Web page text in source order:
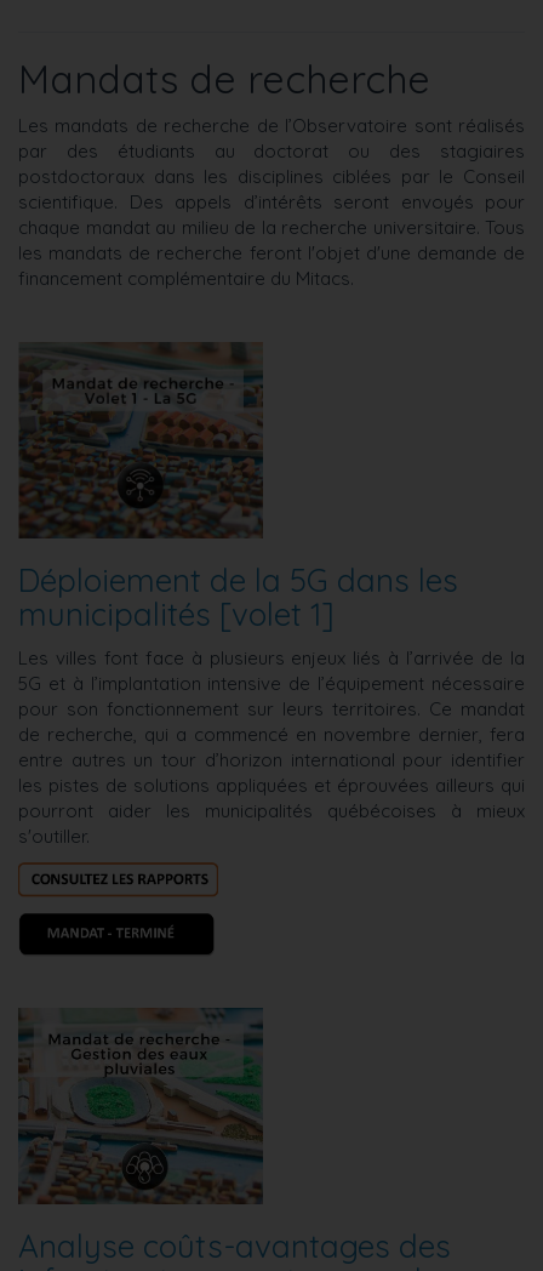
Mandats de recherche
Les mandats de recherche de l’Observatoire sont réalisés
par des étudiants au doctorat ou des stagiaires
postdoctoraux dans les disciplines ciblées par le Conseil
scientifique. Des appels d’intérêts seront envoyés pour
chaque mandat au milieu de la recherche universitaire. Tous
les mandats de recherche feront l'objet d'une demande de
financement complémentaire du Mitacs.
Déploiement de la 5G dans les
municipalités [volet 1]
Les villes font face à plusieurs enjeux liés à l’arrivée de la
5G et à l’implantation intensive de l’équipement nécessaire
pour son fonctionnement sur leurs territoires. Ce mandat
de recherche, qui a commencé en novembre dernier, fera
entre autres un tour d’horizon international pour identifier
les pistes de solutions appliquées et éprouvées ailleurs qui
pourront aider les municipalités québécoises à mieux
s'outiller.
Analyse coûts-avantages des